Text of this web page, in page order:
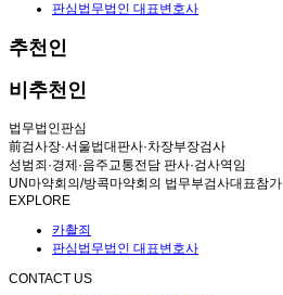
판심법무법인 대표변호사
추천인
비추천인
법무법인판심
前검사장·서울법대판사·차장부장검사
성범죄·경제·음주교통전담 판사·검사역임
UN마약회의/방콕마약회의 법무부검사대표참가
EXPLORE
카촬죄
판심법무법인 대표변호사
CONTACT US